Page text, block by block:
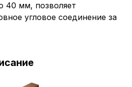
40 мм, позволяет
угловое соединение за